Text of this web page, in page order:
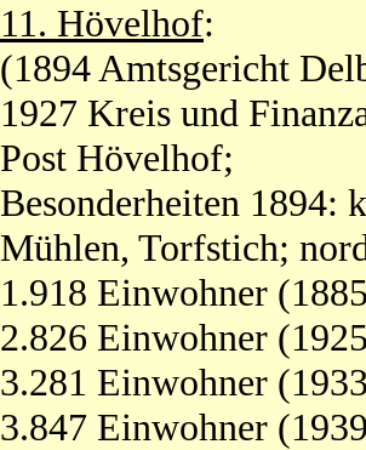
11. Hövelhof:
(1894 Amtsgericht
1927 Kreis und
Post Hövelhof;
Besonderheiten 1894:
Mühlen, Torfstich;
1.918 Einwohner
2.826 Einwohner
3.281 Einwohner
3.847 Einwohner